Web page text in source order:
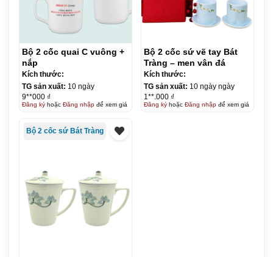
Bộ 2 cốc quai C vuông +
nắp
Kích thước:
TG sản xuất: 10 ngày
9**000 ₫
Đăng kýhoặc Đăng nhậpđể xem giá
Bộ 2 cốc sứ vẽ tay Bát
Tràng – men vân đá
Kích thước:
TG sản xuất: 10 ngày ngày
1**.000 ₫
Đăng kýhoặc Đăng nhậpđể xem giá
Bộ 2 cốc sứ Bát Tràng